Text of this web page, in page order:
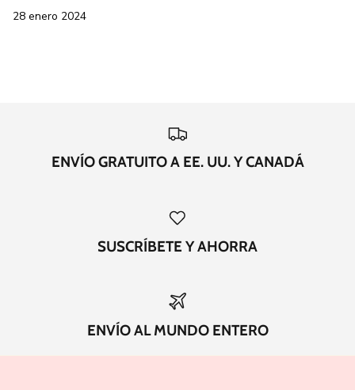
28 enero 2024
ENVÍO GRATUITO A EE. UU. Y CANADÁ
SUSCRÍBETE Y AHORRA
ENVÍO AL MUNDO ENTERO